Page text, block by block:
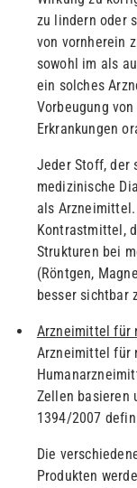
zu lindern oder
von vornherein
sowohl im als
ein solches
Vorbeugung
Erkrankungen
Jeder Stoff, der
medizinische
als
Kontrastmittel,
Strukturen bei
(Röntgen,
besser sichtbar
Arzneimittel für
Arzneimittel für
Zellen basieren
1394/2007
Die
Produkten